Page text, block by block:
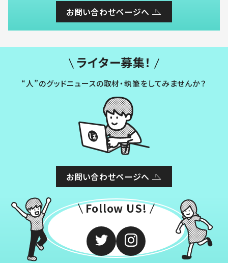
お問い合わせページへ
ライター募集！
“人”のグッドニュースの取材・執筆をしてみませんか？
お問い合わせページへ
Follow US!